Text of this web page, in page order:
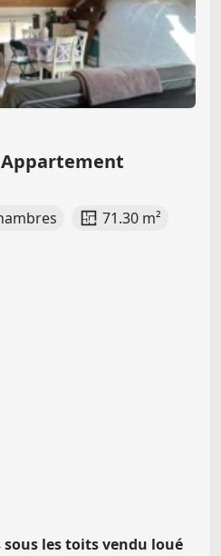
Appartement
71.30 m²
les toits vendu loué